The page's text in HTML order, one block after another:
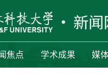
焦点 学术成果 媒